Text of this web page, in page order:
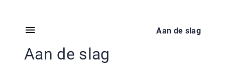
Aan de slag
Aan de slag